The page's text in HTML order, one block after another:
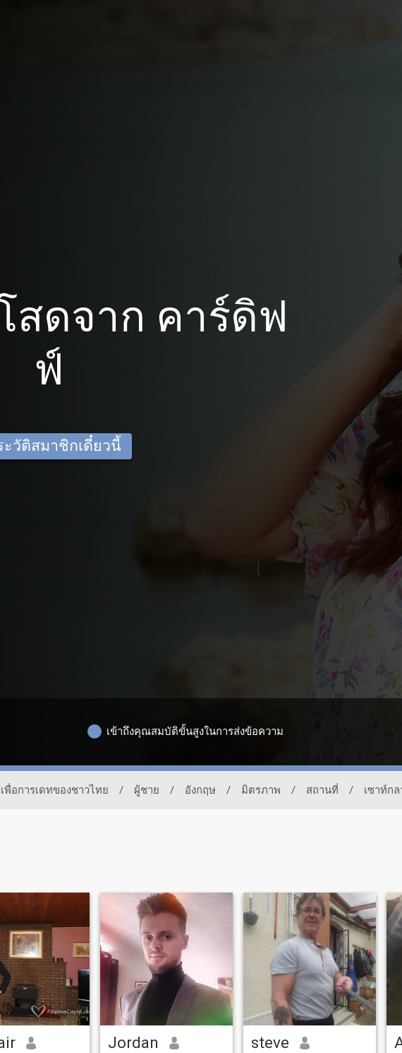
สดจาก คาร์ดิฟ
ฟ์
ะวัติสมาชิกเดี๋ยวนี้
เข้าถึงคุณสมบัติขั้นสูงในการส่งข้อความ
พื่อการเดทของชาวไทย / ผู้ชาย / อังกฤษ / มิตรภาพ / สถานที่ / เซาท์ก
Jordan steve